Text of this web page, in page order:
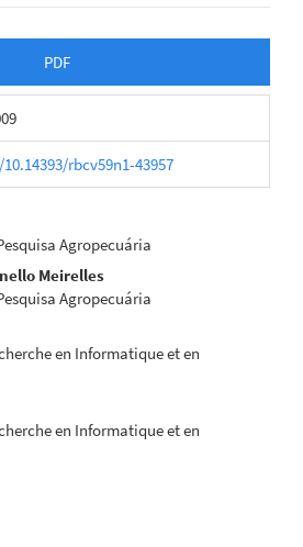
PDF
rbcv59n1-43957
Agropecuária
Meirelles
Agropecuária
en Informatique et en
en Informatique et en